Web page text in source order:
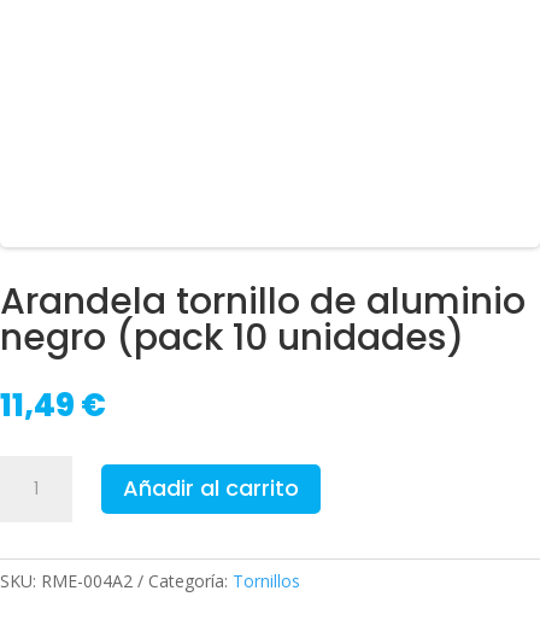
Arandela tornillo de aluminio
negro (pack 10 unidades)
11,49€
tornillo
negro
Añadir al carrito
SKU: RME-004A2 Categoría: Tornillos